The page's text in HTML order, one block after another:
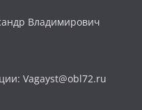
Владимирович
Vagayst@obl72.ru